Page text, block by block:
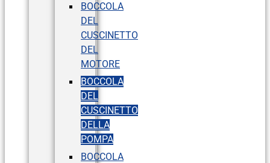
BOCCOLA
DEL
CUSCINETTO
DEL
MOTORE
BOCCOLA
DEL
CUSCINETTO
DELLA
POMPA
BOCCOLA